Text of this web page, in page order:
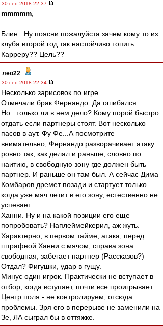
30 сен 2018 22:37
mmmmm
Блин...Ну поясни пожалуйста зачем кому то из
клуба второй год так настойчиво топить
Карреру?? Цель??
лео22 -
30 сен 2018 22:34
Несколько зарисовок по игре.
Отмечали брак Фернандо. Да ошибался.
Но...только ли в нем дело? Кому порой быстро
отдать если партнеры стоят. Вот несколько
пасов в аут. Фу Фе...А посмотрите
внимательно, Фернандо разворачивает атаку
ровно так, как делал и раньше, словно по
наитию, в свободную зону где должен быть
партнер. И раньше он там был. А сейчас Дима
Комбаров дремет позади и стартует только
когда уже мяч летит в его зону, естественно не
успевает.
Ханни. Ну и на какой позиции его еще
попробовать? Наплеймейкерил, аж жуть.
Характерно, в первом тайме, атака, перед
штрафной Ханни с мячом, справа зона
свободная, забегает партнер (Рассказов?)
Отдал? Фигушки, удар в гущу.
Минус один игрок. Практически не вступает в
отбор, когда вступает, почти все проигрывает.
Центр поля - не контролируем, отсюда
проблемы. Зря его в перерыве не заменили на
Зе, ЛА сыграл бы в оттяжке.